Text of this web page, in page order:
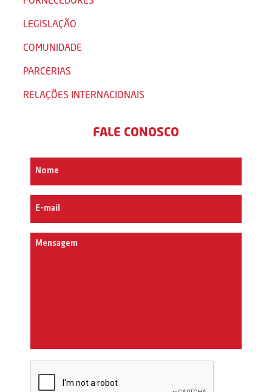
LEGISLAÇÃO
COMUNIDADE
PARCERIAS
RELAÇÕES INTERNACIONAIS
FALE CONOSCO